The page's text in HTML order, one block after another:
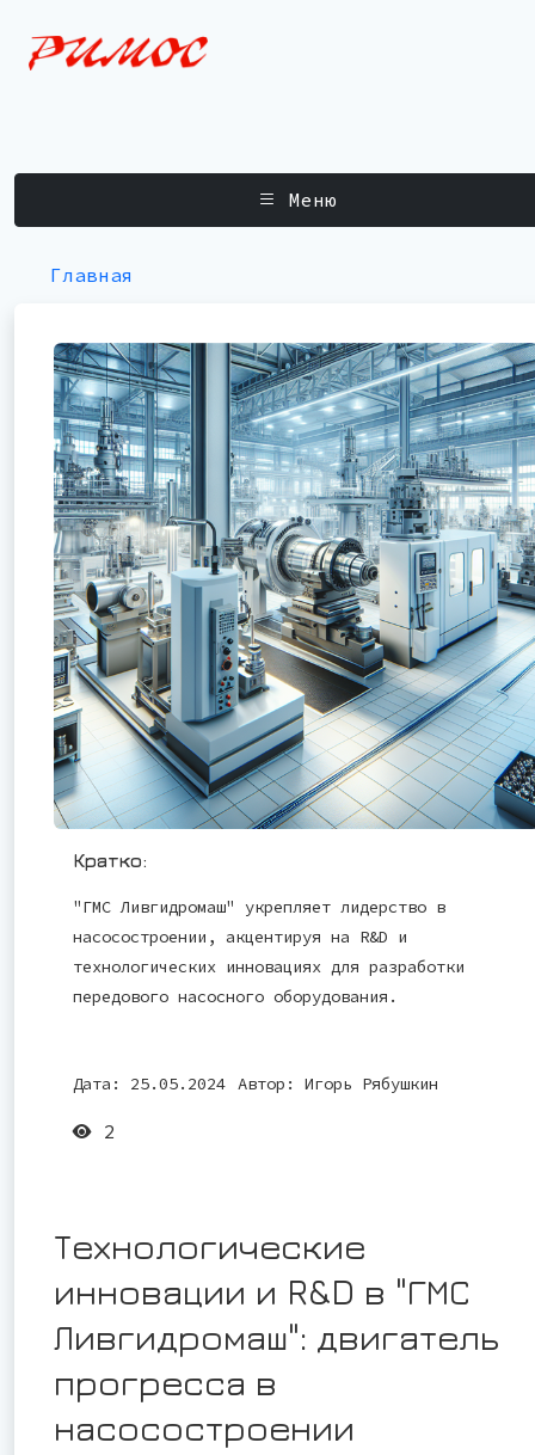
Меню
Главная
Кратко:
"ГМС Ливгидромаш" укрепляет лидерство в
насосостроении, акцентируя на R&D и
технологических инновациях для разработки
передового насосного оборудования.
Дата: 25.05.2024 Автор: Игорь Рябушкин
2
Технологические
инновации и R&D в "ГМС
Ливгидромаш": двигатель
прогресса в
насосостроении